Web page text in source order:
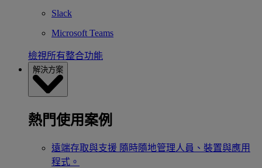
Slack
Microsoft Teams
檢視所有整合功能
解決方案
熱門使用案例
遠端存取與支援 隨時隨地管理人員、裝置與應用
程式。